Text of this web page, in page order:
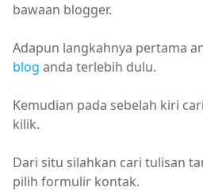
bawaan blogger.
Adapun langkahnya pertama
blog anda terlebih dulu.
Kemudian pada sebelah kiri
kilik.
Dari situ silahkan cari tulisan
pilih formulir kontak.